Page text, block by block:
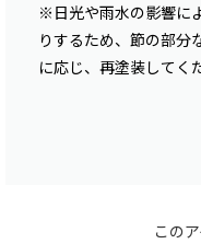
※日光や雨水の影響に
りするため、節の部分
に応じ、再塗装してく
この